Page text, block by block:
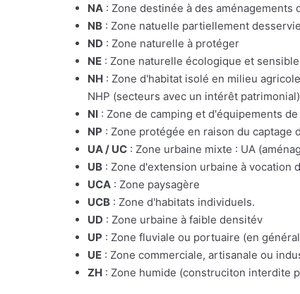
NA : Zone destinée à des aménagements
NB : Zone natuelle partiellement desservie
ND : Zone naturelle à protéger
NE : Zone naturelle écologique et sensible
NH : Zone d'habitat isolé en milieu
NHP (secteurs avec un intérêt
NI : Zone de camping et d'équipements
NP : Zone protégée en raison du captage
UA / UC : Zone urbaine mixte : UA
UB : Zone d'extension urbaine à vocation
UCA : Zone paysagère
UCB : Zone d'habitats individuels.
UD : Zone urbaine à faible densitév
UP : Zone fluviale ou portuaire (en
UE : Zone commerciale, artisanale ou
ZH : Zone humide (construciton interdite